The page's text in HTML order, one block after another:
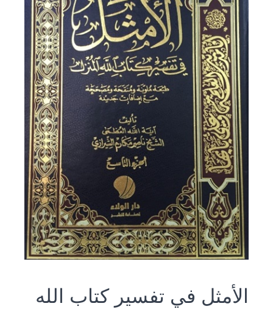
الأمثل في تفسير كتاب الله